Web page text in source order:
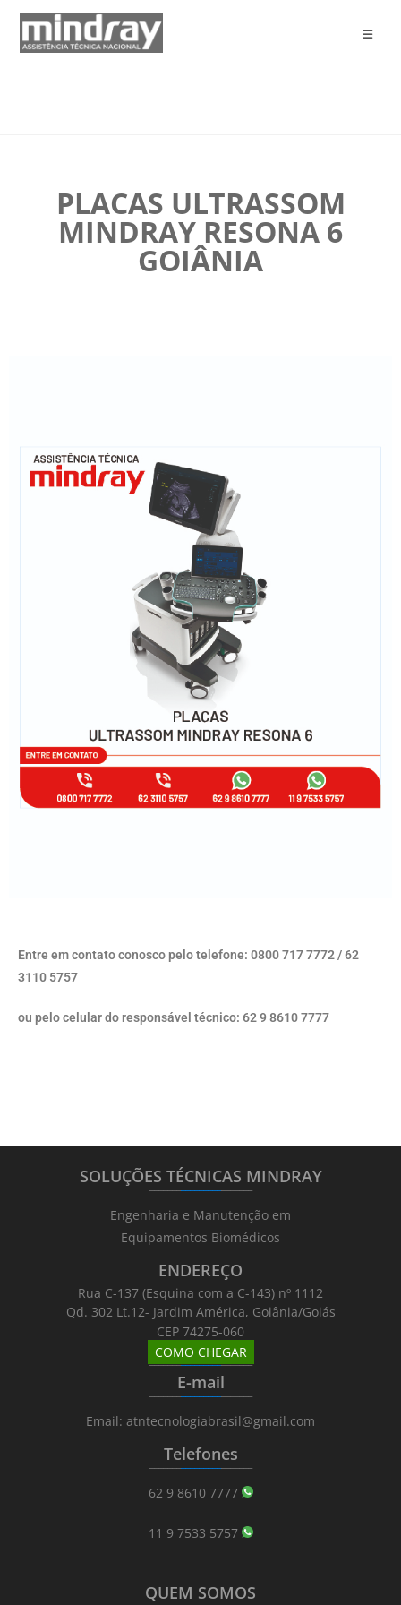
PLACAS ULTRASSOM
MINDRAY RESONA 6
GOIÂNIA
Entre em contato conosco pelo telefone: 0800 717 7772 / 62
3110 5757
ou pelo celular do responsável técnico: 62 9 8610 7777
SOLUÇÕES TÉCNICAS MINDRAY
_______________________
Engenharia e Manutenção em
Equipamentos Biomédicos
ENDEREÇO
Rua C-137 (Esquina com a C-143) nº 1112
Qd. 302 Lt.12- Jardim América, Goiânia/Goiás
CEP 74275-060
COMO CHEGAR
_______________________
E-mail
_______________________
Email: atntecnologiabrasil@gmail.com
Telefones
_______________________
62 9 8610 7777
11 9 7533 5757
QUEM SOMOS
_______________________